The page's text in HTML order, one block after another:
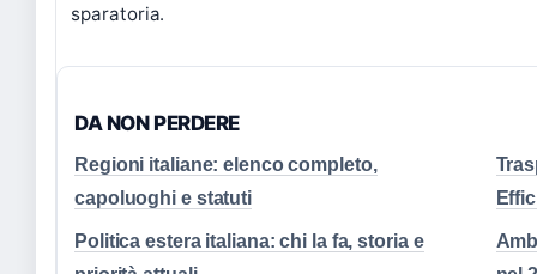
sparatoria.
DA NON PERDERE
Regioni italiane: elenco completo,
capoluoghi e statuti
Politica estera italiana: chi la fa, storia e